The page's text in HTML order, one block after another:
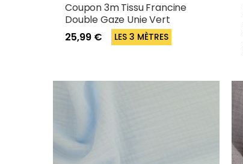
Coupon 3m Tissu Francine
Double Gaze Unie Vert
25,99 €
LES 3 MÈTRES